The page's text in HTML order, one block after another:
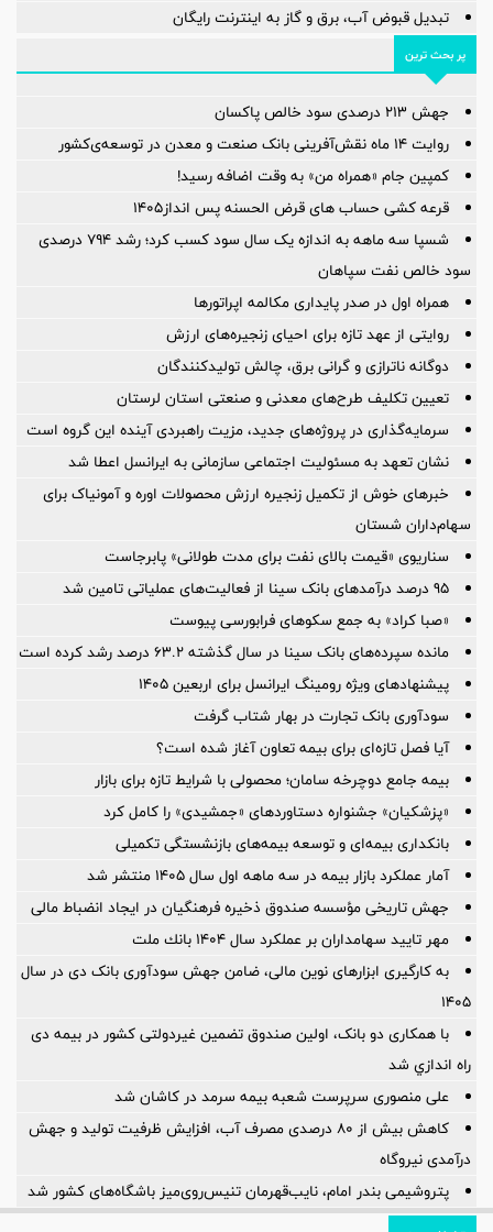
تبدیل قبوض آب، برق و گاز به اینترنت رایگان
پر بحث ترین
جهش ۲۱۳ درصدی سود خالص پاکسان
روایت ۱۴ ماه نقش‌آفرینی بانک صنعت و معدن در توسعه‌‌ی‌کشور
کمپین جام «همراه من» به وقت اضافه رسید!
قرعه کشی حساب های قرض الحسنه پس انداز1405
شسپا سه ماهه به اندازه یک سال سود کسب کرد؛ رشد ۷۹۴ درصدی
سود خالص نفت سپاهان
همراه اول در صدر پایداری مکالمه اپراتورها
روایتی از عهد تازه برای احیای زنجیره‌های ارزش
دوگانه ناترازی و گرانی برق، چالش تولیدکنندگان
تعیین تکلیف طرح‌های معدنی و صنعتی استان لرستان
سرمایه‌گذاری در پروژه‌های جدید، مزیت راهبردی آینده این گروه است
نشان تعهد به مسئولیت اجتماعی سازمانی به ایرانسل اعطا شد
خبرهای خوش از تکمیل زنجیره ارزش محصولات اوره و آمونیاک برای
سهام‌داران شستان
سناریوی «قیمت بالای نفت برای مدت طولانی» پابرجاست
95 درصد درآمدهای بانک سینا از فعالیت‌های عملیاتی تامین شد
«صبا کراد» به جمع سکوهای فرابورسی پیوست
مانده سپرده‌های بانک سینا در سال گذشته ۶۳.۲ درصد رشد کرده است
پیشنهادهای ویژه رومینگ ایرانسل برای اربعین ۱۴۰۵
سودآوری بانک تجارت در بهار شتاب گرفت
آیا فصل تازه‌ای برای بیمه تعاون آغاز شده است؟
بیمه جامع دوچرخه سامان؛ محصولی با شرایط تازه برای بازار
«پزشکیان» جشنواره دستاوردهای «جمشیدی» را کامل کرد
بانکداری بیمه‌ای و توسعه بیمه‌های بازنشستگی تکمیلی
آمار عملكرد بازار بیمه در سه ماهه اول سال 1405 منتشر شد
جهش تاریخی مؤسسه صندوق ذخیره فرهنگیان در ایجاد انضباط مالی
مهر تایید سهامداران بر عملكرد سال ۱۴۰۴ بانك ملت
به کارگیری ابزارهای نوین مالی، ضامن جهش سودآوری بانک دی در سال
۱۴۰۵
با همکاری دو بانک، اولین صندوق تضمین غیردولتی کشور در بیمه دی
راه اندازي شد
علی منصوری سرپرست شعبه بیمه سرمد در کاشان شد
کاهش بیش از ۸۰ درصدی مصرف آب، افزایش ظرفیت تولید و جهش
درآمدی نیروگاه
پتروشیمی بندر امام، نایب‌قهرمان تنیس‌روی‌میز باشگاه‌های کشور شد